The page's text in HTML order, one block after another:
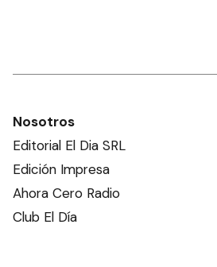
Nosotros
Editorial El Dia SRL
Edición Impresa
Ahora Cero Radio
Club El Día